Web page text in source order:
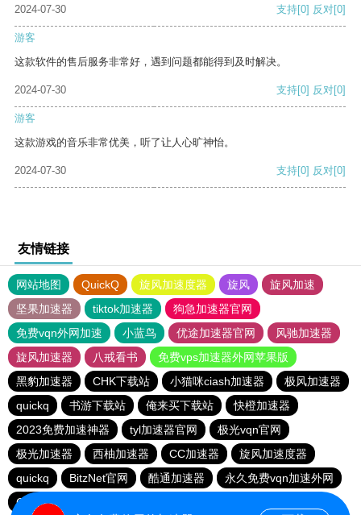
2024-07-30 支持[0] 反对[0]
游客
这款软件的售后服务非常好，遇到问题都能得到及时解决。
2024-07-30 支持[0] 反对[0]
游客
这款游戏的音乐非常优美，听了让人心旷神怡。
2024-07-30 支持[0] 反对[0]
友情链接
网站地图 QuickQ 旋风加速度器 旋风
旋风加速
坚果加速器
tiktok加速器
狗急加速器官网
免费vqn外网加速
小蓝鸟 优途加速器官网
风驰加速器
旋风加速器
八戒看书
免费vps加速器外网苹果版
黑豹加速器
CHK下载站 小猫咪ciash加速器
极风加速器
quickq
书游下载站 俺来买下载站
快橙加速器
2023免费加速神器
tyl加速器官网
极光vqn官网
极光加速器
西柚加速器 CC加速器
旋风加速度器
quickq
BitzNet官网 酷通加速器
永久免费vqn加速外网
CHK下载站